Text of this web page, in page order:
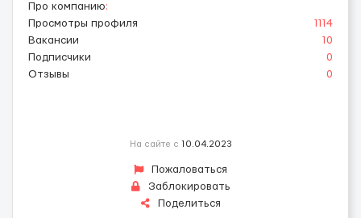
Про компанию:
Просмотры профиля
1114
Вакансии
10
Подписчики
0
Отзывы
0
На сайте с 10.04.2023
Пожаловаться
Заблокировать
Поделиться